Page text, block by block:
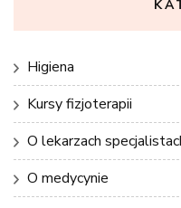
Higiena
Kursy fizjoterapii
O lekarzach
O medycynie